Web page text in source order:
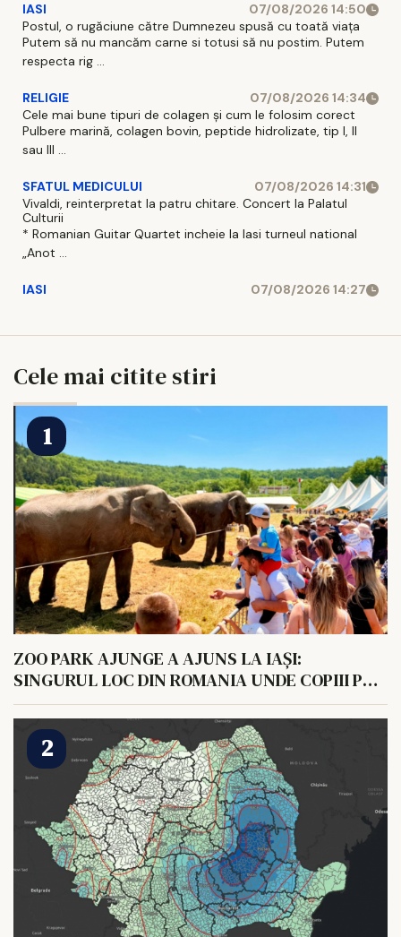
IASI
07/08/2026 14:50
Postul, o rugăciune către Dumnezeu spusă cu toată viața
Putem să nu mancăm carne si totusi să nu postim. Putem
respecta rig ...
RELIGIE
07/08/2026 14:34
Cele mai bune tipuri de colagen și cum le folosim corect
Pulbere marină, colagen bovin, peptide hidrolizate, tip I, II
sau III ...
SFATUL MEDICULUI
07/08/2026 14:31
Vivaldi, reinterpretat la patru chitare. Concert la Palatul
Culturii
* Romanian Guitar Quartet incheie la Iasi turneul national
„Anot ...
IASI 07/08/2026 14:27
Cele mai citite stiri
ZOO PARK AJUNGE A AJUNS LA IAȘI:
SINGURUL LOC DIN ROMANIA UNDE COPIII POT
HRANI UN ELEFANT